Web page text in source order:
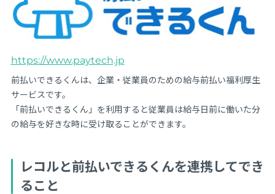
https://www.paytech.jp
前払いできるくんは、企業・従業員のための給与前払い福利厚生
サービスです。
「前払いできるくん」を利用すると従業員は給与日前に働いた分
の給与を好きな時に受け取ることができます。
レコルと前払いできるくんを連携してでき
ること